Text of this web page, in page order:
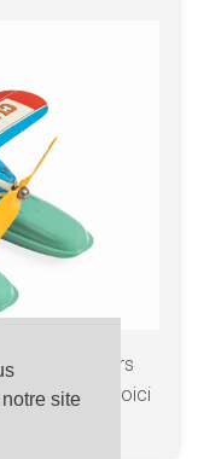
site
plusieurs
en voici